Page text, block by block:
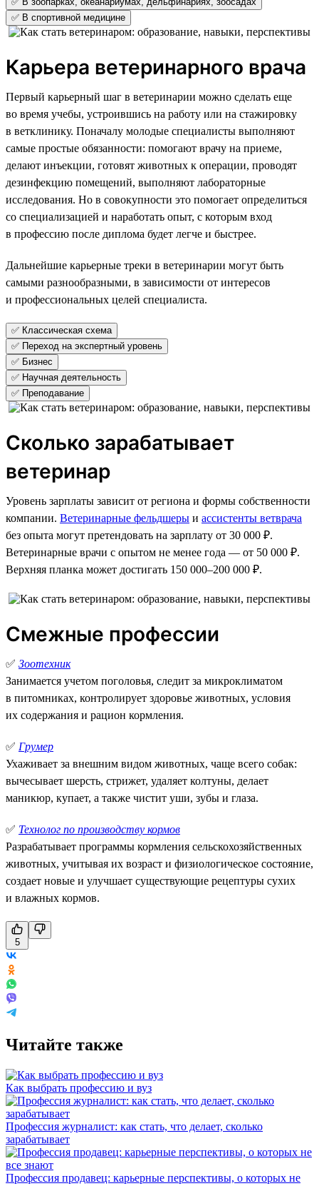
✅ В спортивной медицине
Карьера ветеринарного врача
Первый карьерный шаг в ветеринарии можно сделать еще
во время учебы, устроившись на работу или на стажировку
в ветклинику. Поначалу молодые специалисты выполняют
самые простые обязанности: помогают врачу на приеме,
делают инъекции, готовят животных к операции, проводят
дезинфекцию помещений, выполняют лабораторные
исследования. Но в совокупности это помогает определиться
со специализацией и наработать опыт, с которым вход
в профессию после диплома будет легче и быстрее.
Дальнейшие карьерные треки в ветеринарии могут быть
самыми разнообразными, в зависимости от интересов
и профессиональных целей специалиста.
✅ Классическая схема
✅ Переход на экспертный уровень
✅ Бизнес
✅ Научная деятельность
✅ Преподавание
Сколько зарабатывает
ветеринар
Уровень зарплаты зависит от региона и формы собственности
компании. Ветеринарные фельдшеры и ассистенты ветврача
без опыта могут претендовать на зарплату от 30 000 ₽.
Ветеринарные врачи с опытом не менее года — от 50 000 ₽.
Верхняя планка может достигать 150 000–200 000 ₽.
Смежные профессии
✅ Зоотехник
Занимается учетом поголовья, следит за микроклиматом
в питомниках, контролирует здоровье животных, условия
их содержания и рацион кормления.
✅ Грумер
Ухаживает за внешним видом животных, чаще всего собак:
вычесывает шерсть, стрижет, удаляет колтуны, делает
маникюр, купает, а также чистит уши, зубы и глаза.
✅ Технолог по производству кормов
Разрабатывает программы кормления сельскохозяйственных
животных, учитывая их возраст и физиологическое состояние,
создает новые и улучшает существующие рецептуры сухих
и влажных кормов.
5
Читайте также
Как выбрать профессию и вуз
Профессия журналист: как стать, что делает, сколько
зарабатывает
Профессия продавец: карьерные перспективы, о которых не